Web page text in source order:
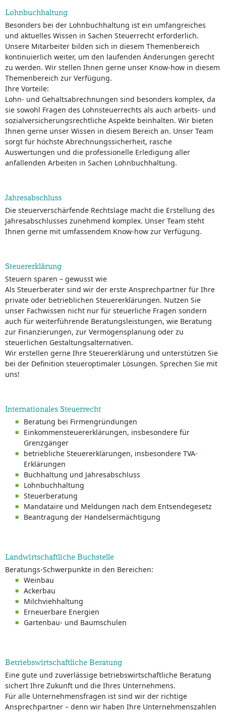
Lohnbuchhaltung
Besonders bei der Lohnbuchhaltung ist ein umfangreiches
und aktuelles Wissen in Sachen Steuerrecht erforderlich.
Unsere Mitarbeiter bilden sich in diesem Themenbereich
kontinuierlich weiter, um den laufenden Änderungen gerecht
zu werden. Wir stellen Ihnen gerne unser Know-how in diesem
Themenbereich zur Verfügung.
Ihre Vorteile:
Lohn- und Gehaltsabrechnungen sind besonders komplex, da
sie sowohl Fragen des Lohnsteuerrechts als auch arbeits- und
sozialversicherungsrechtliche Aspekte beinhalten. Wir bieten
Ihnen gerne unser Wissen in diesem Bereich an. Unser Team
sorgt für höchste Abrechnungssicherheit, rasche
Auswertungen und die professionelle Erledigung aller
anfallenden Arbeiten in Sachen Lohnbuchhaltung.
Jahresabschluss
Die steuerverschärfende Rechtslage macht die Erstellung des
Jahresabschlusses zunehmend komplex. Unser Team steht
Ihnen gerne mit umfassendem Know-how zur Verfügung.
Steuererklärung
Steuern sparen – gewusst wie
Als Steuerberater sind wir der erste Ansprechpartner für Ihre
private oder betrieblichen Steuererklärungen. Nutzen Sie
unser Fachwissen nicht nur für steuerliche Fragen sondern
auch für weiterführende Beratungsleistungen, wie Beratung
zur Finanzierungen, zur Vermögensplanung oder zu
steuerlichen Gestaltungsalternativen.
Wir erstellen gerne Ihre Steuererklärung und unterstützen Sie
bei der Definition steueroptimaler Lösungen. Sprechen Sie mit
uns!
Internationales Steuerrecht
Beratung bei Firmengründungen
Einkommensteuererklärungen, insbesondere für
Grenzgänger
betriebliche Steuererklärungen, insbesondere TVA-
Erklärungen
Buchhaltung und Jahresabschluss
Lohnbuchhaltung
Steuerberatung
Mandataire und Meldungen nach dem Entsendegesetz
Beantragung der Handelsermächtigung
Landwirtschaftliche Buchstelle
Beratungs-Schwerpunkte in den Bereichen:
Weinbau
Ackerbau
Milchviehhaltung
Erneuerbare Energien
Gartenbau- und Baumschulen
Betriebswirtschaftliche Beratung
Eine gute und zuverlässige betriebswirtschaftliche Beratung
sichert Ihre Zukunft und die Ihres Unternehmens.
Für alle Unternehmensfragen ist sind wir der richtige
Ansprechpartner – denn wir haben Ihre Unternehmenszahlen